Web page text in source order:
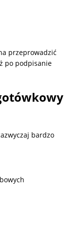
przeprowadzić
po podpisanie
bardzo